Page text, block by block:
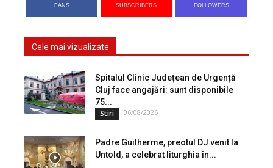
FANS SUBSCRIBERS FOLLOWERS
Cele mai vizualizate
Spitalul Clinic Județean de Urgență
Cluj face angajări: sunt disponibile
75...
Stiri 06/08/2026
Padre Guilherme, preotul DJ venit la
Untold, a celebrat liturghia în...